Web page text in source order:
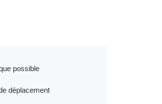
possible
déplacement